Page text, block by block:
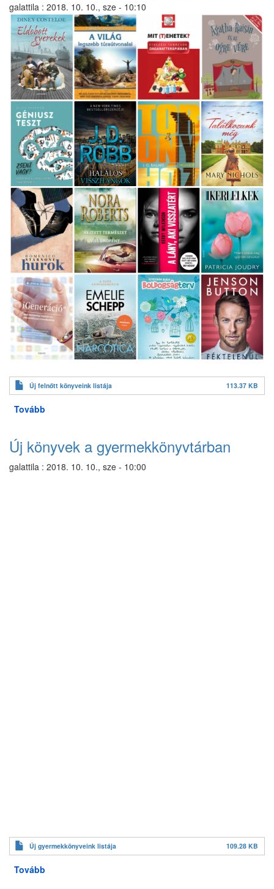
galattila : 2018. 10. 10., sze - 10:10
Új felnőtt könyveink listája 113.37 KB
Tovább
felnőtt
részlegünkön)
Új könyvek a gyermekkönyvtárban
galattila : 2018. 10. 10., sze - 10:00
Új gyermekkönyveink listája 109.28 KB
Tovább